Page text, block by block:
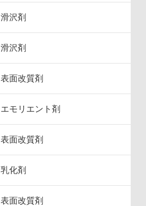
滑沢剤
滑沢剤
表面改質剤
エモリエント剤
表面改質剤
乳化剤
表面改質剤